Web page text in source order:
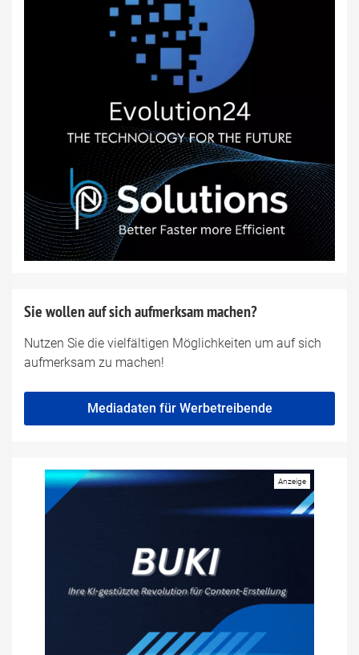
Sie wollen auf sich aufmerksam machen?
Nutzen Sie die vielfältigen Möglichkeiten um auf sich
aufmerksam zu machen!
Mediadaten für Werbetreibende